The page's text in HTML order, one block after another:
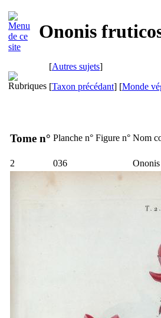
Ononis
[Autres sujets]
[Taxon précédant] [Monde
Tome n° Planche n° Figure n° Nom
2 036